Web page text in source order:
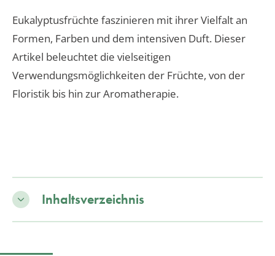
Eukalyptusfrüchte faszinieren mit ihrer Vielfalt an
Formen, Farben und dem intensiven Duft. Dieser
Artikel beleuchtet die vielseitigen
Verwendungsmöglichkeiten der Früchte, von der
Floristik bis hin zur Aromatherapie.
Inhaltsverzeichnis